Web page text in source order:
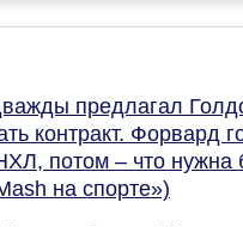
предлагал
контракт. Форвард
потом – что нужна
на спорте»)